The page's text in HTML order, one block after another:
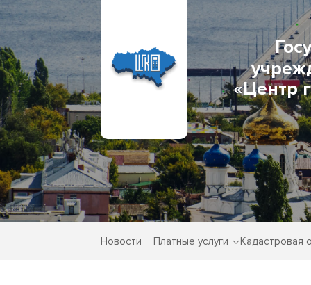
«Центр
Новости Платные услуги Кадастровая